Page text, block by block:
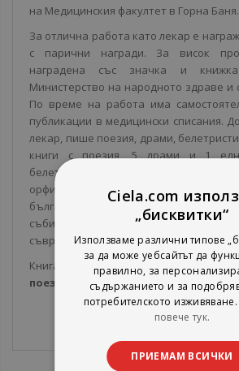
на Медицинския факултет в Горна Баня.
За отлична работа като лекар е
с парични награди. За висок
наградена със значка и
Министерство на народното здраве и
По време на работа има
публикации в медицински списания.
лекар, пише поезия, драми,
книги с поезия, 5 драми и 1
белетристични книги: „Тракийски
орфизма“. Публикува в пресата
български художници, интервюта,
събития, портрети на
съвременни личности и др.
Книгата е част отпоредицата
поезия
от издателство Захарий
Ciela.com
„бисквитки“
Използваме различни типове
за да може уебсайтът да
правилно, за
съдържанието и за
потребителското изживяване.
повече тук.
ПРИЕМАМ ВСИЧКИ